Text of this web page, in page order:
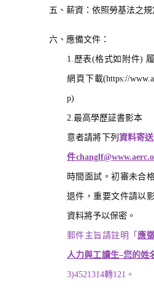
五、薪資：依照勞基法之規
六、應備文件：
1. 歷表(格式如附件)
網頁下載(https://
p)
2. 最高學歷証書影本
意者請將下列 資料寄送
件
時間面試。初審未合
退件，重要文件請以
資料將予以保密。
郵件主旨請註明「 應
人力與工讀生–您的姓
3)4521314轉121。